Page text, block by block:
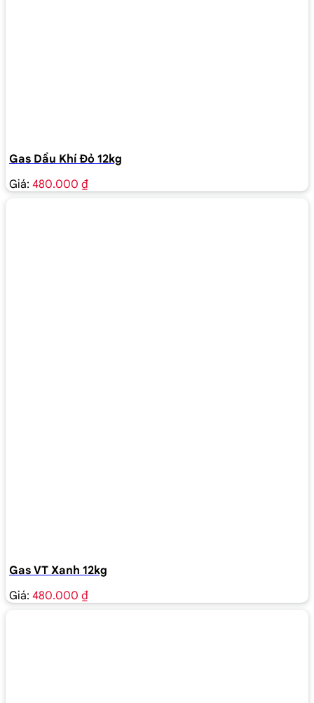
Gas Dầu Khí Đỏ 12kg
Giá: 480.000 ₫
Gas VT Xanh 12kg
Giá: 480.000 ₫